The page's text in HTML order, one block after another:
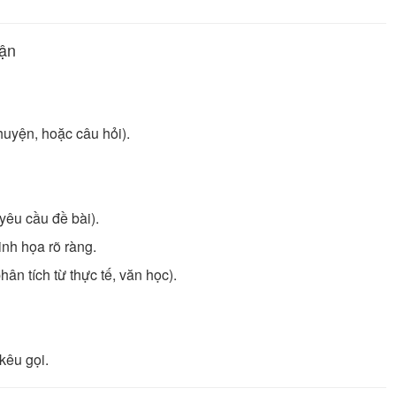
hoặc câu hỏi).
cầu đề bài).
họa rõ ràng.
tích từ thực tế, văn học).
gọi.